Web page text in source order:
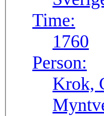
Time:
1760
Person:
Krok,